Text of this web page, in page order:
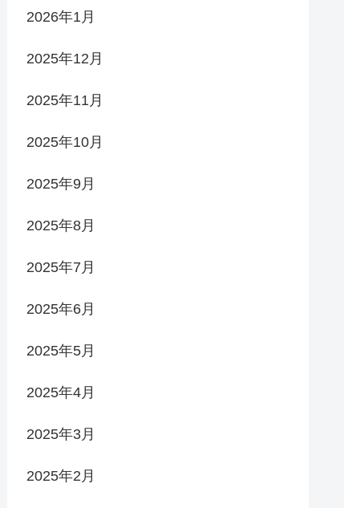
2026年1月
2025年12月
2025年11月
2025年10月
2025年9月
2025年8月
2025年7月
2025年6月
2025年5月
2025年4月
2025年3月
2025年2月